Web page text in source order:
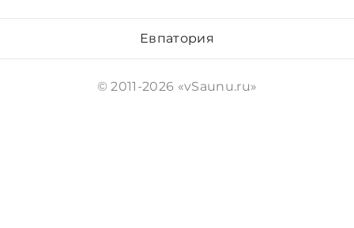
Евпатория
© 2011-2026 «vSaunu.ru»